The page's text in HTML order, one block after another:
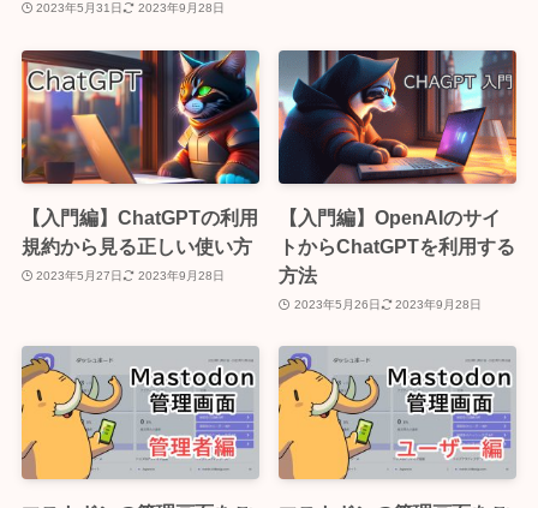
2023年5月31日 2023年9月28日
【入門編】ChatGPTの利用
規約から見る正しい使い方
2023年5月27日 2023年9月28日
【入門編】OpenAIのサイ
トからChatGPTを利用する
方法
2023年5月26日 2023年9月28日